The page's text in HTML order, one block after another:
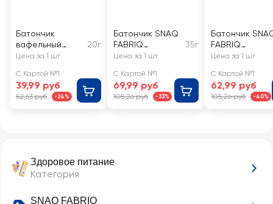
Здоровое питание
Категория
SNAQ FABRIQ
Батончик
вафельный
SNAQ FABRIQ с
ореховой
пастой,
глазированный
20г
Цена за 1 шт
С Картой №1
39,99 руб
52,63 руб -24%
Батончик SNAQ
FABRIQ
Шоколадно-
пралине,
глазированный
35г
Цена за 1 шт
С Картой №1
69,99 руб
105,26 руб -33%
Батончик
FABRIQ
Ореховое
глазированный
Цена за 1 шт
С Картой №1
62,99 руб
105,26 руб -40%